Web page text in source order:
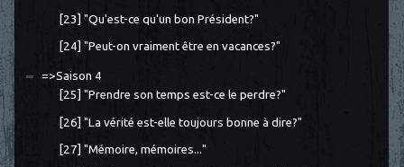
[23] "Qu'est-ce qu'un bon Président?"
[24] "Peut-on vraiment être en vacances?"
=>Saison 4
[25] "Prendre son temps est-ce le perdre?"
[26] "La vérité est-elle toujours bonne à dire?"
[27] "Mémoire, mémoires..."